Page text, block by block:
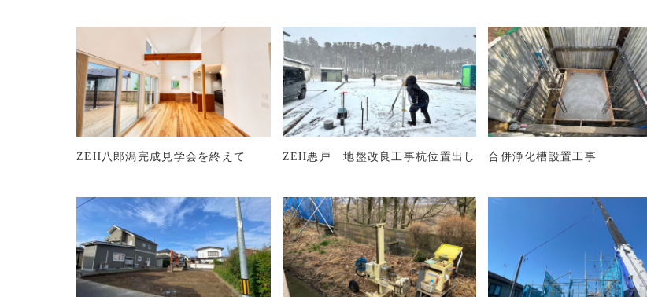
ZEH八郎潟完成見学会を終えて ZEH悪戸 地盤改良工事杭位置出し 合併浄化槽設置工事